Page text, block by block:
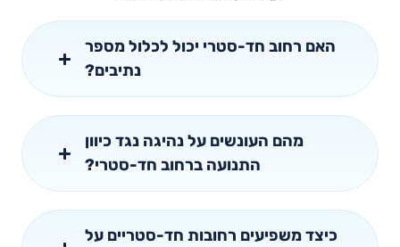
האם רחוב חד-סטרי יכול לכלול מספר
נתיבים?
מהם העונשים על נהיגה נגד כיוון
התנועה ברחוב חד-סטרי?
כיצד משפיעים רחובות חד-סטריים על